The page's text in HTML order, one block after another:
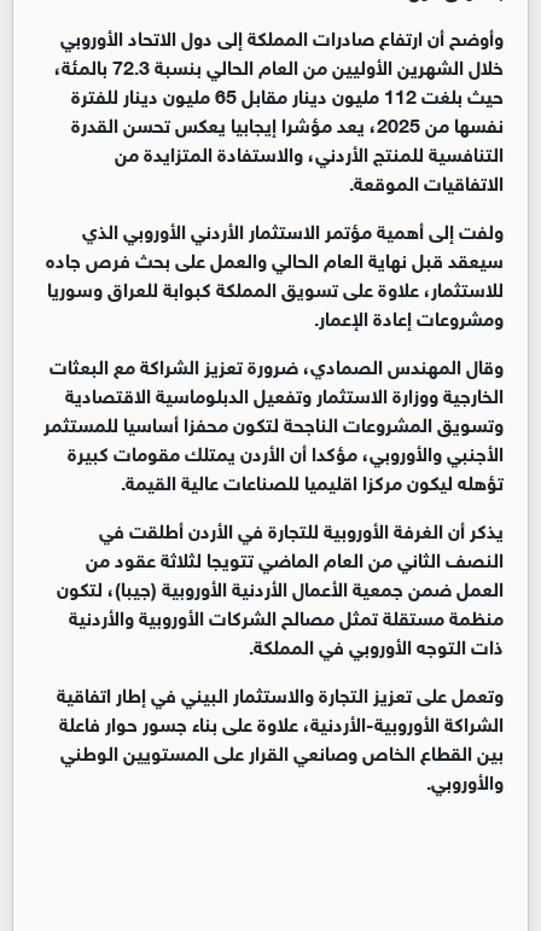
وأوضح أن ارتفاع صادرات المملكة إلى دول الاتحاد الأوروبي
خلال الشهرين الأوليين من العام الحالي بنسبة 72.3 بالمئة،
حيث بلغت 112 مليون دينار مقابل 65 مليون دينار للفترة
نفسها من 2025، يعد مؤشرا إيجابيا يعكس تحسن القدرة
التنافسية للمنتج الأردني، والاستفادة المتزايدة من
الاتفاقيات الموقعة.
ولفت إلى أهمية مؤتمر الاستثمار الأردني الأوروبي الذي
سيعقد قبل نهاية العام الحالي والعمل على بحث فرص جاده
للاستثمار، علاوة على تسويق المملكة كبوابة للعراق وسوريا
ومشروعات إعادة الإعمار.
وقال المهندس الصمادي، ضرورة تعزيز الشراكة مع البعثات
الخارجية ووزارة الاستثمار وتفعيل الدبلوماسية الاقتصادية
وتسويق المشروعات الناجحة لتكون محفزا أساسيا للمستثمر
الأجنبي والأوروبي، مؤكدا أن الأردن يمتلك مقومات كبيرة
تؤهله ليكون مركزا اقليميا للصناعات عالية القيمة.
يذكر أن الغرفة الأوروبية للتجارة في الأردن أطلقت في
النصف الثاني من العام الماضي تتويجا لثلاثة عقود من
العمل ضمن جمعية الأعمال الأردنية الأوروبية (جيبا)، لتكون
منظمة مستقلة تمثل مصالح الشركات الأوروبية والأردنية
ذات التوجه الأوروبي في المملكة.
وتعمل على تعزيز التجارة والاستثمار البيني في إطار اتفاقية
الشراكة الأوروبية-الأردنية، علاوة على بناء جسور حوار فاعلة
بين القطاع الخاص وصانعي القرار على المستويين الوطني
والأوروبي.